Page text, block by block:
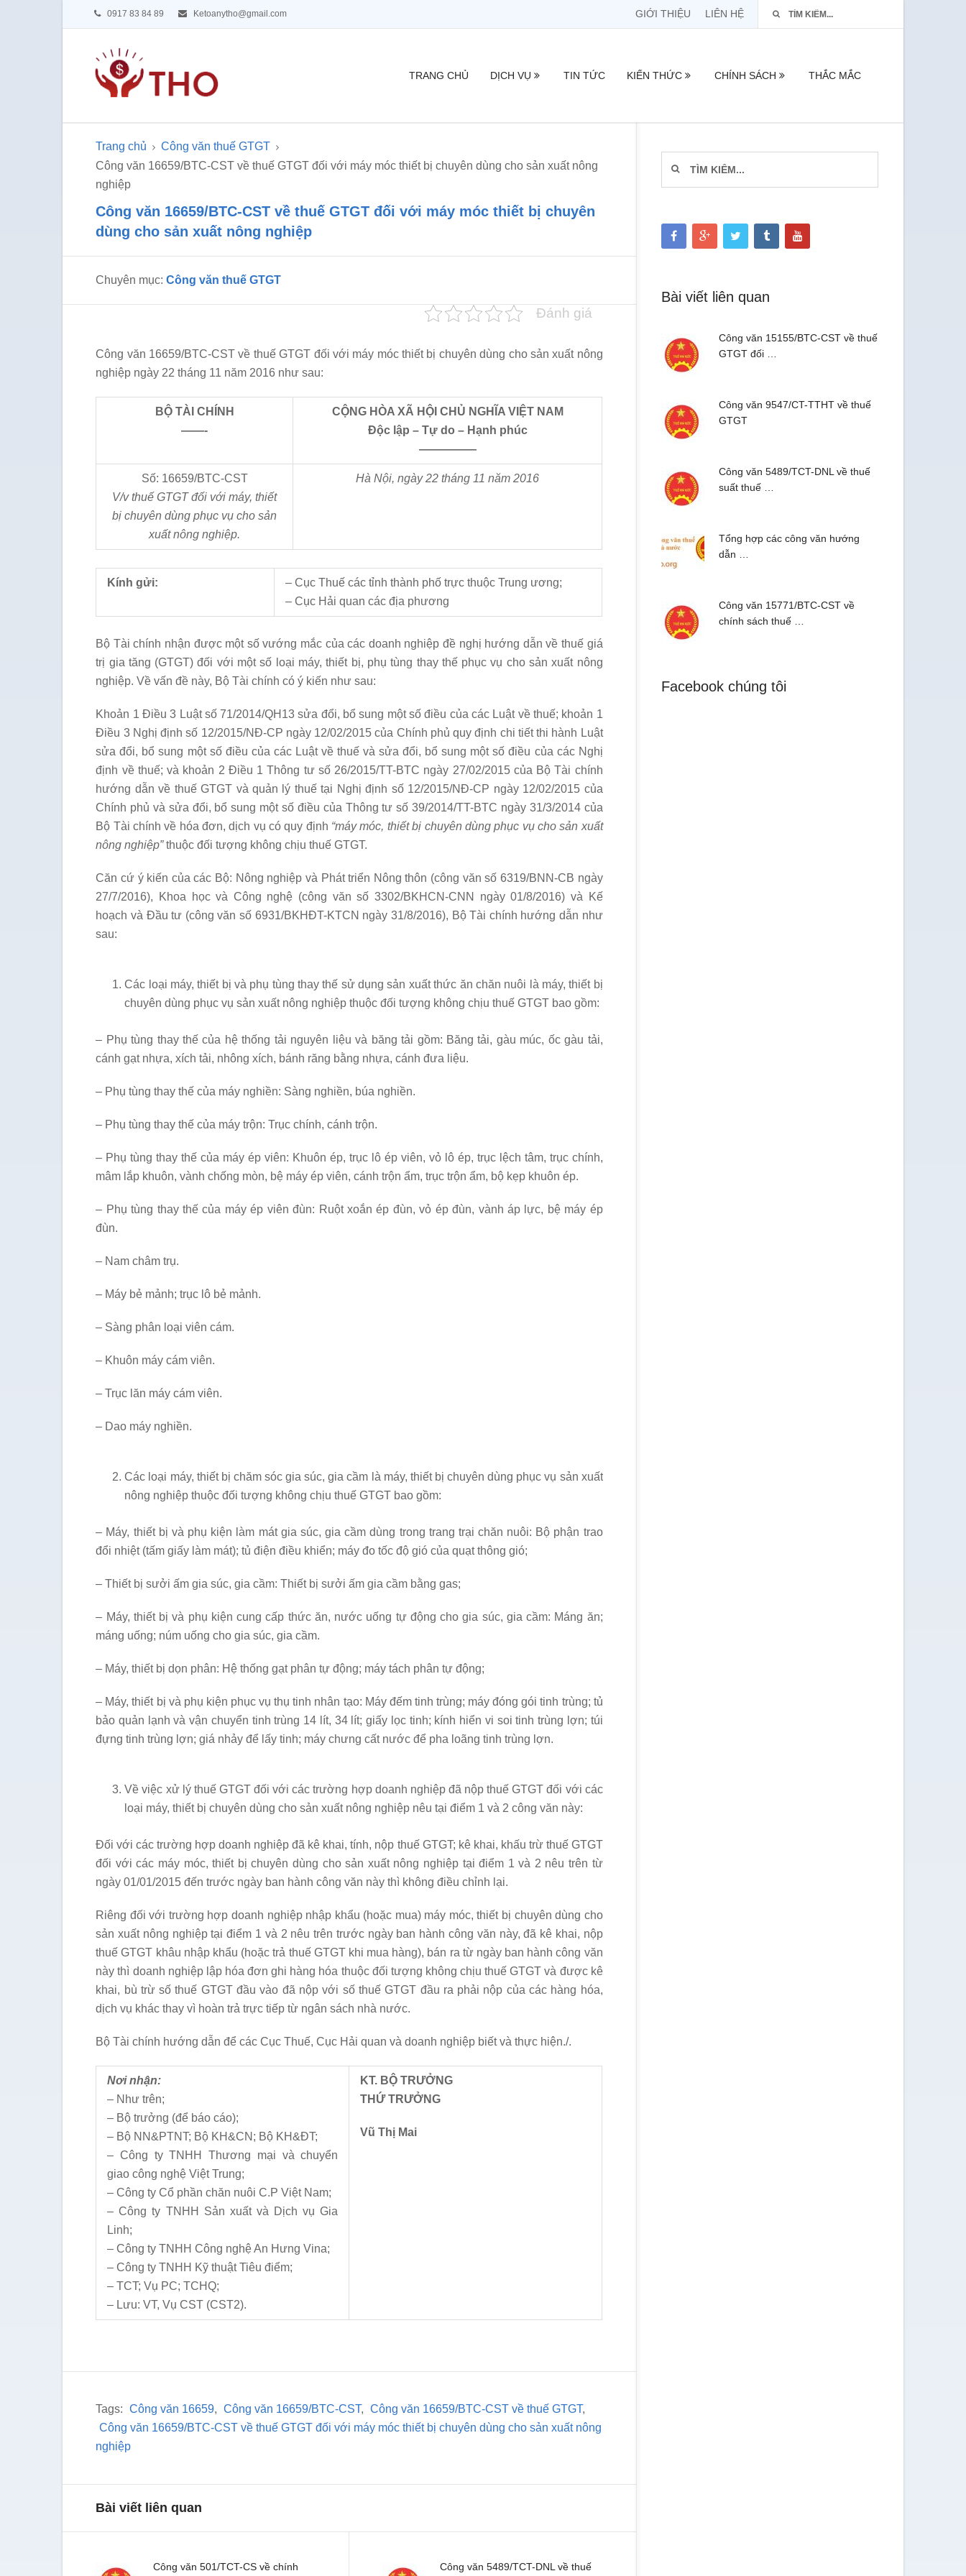
0917 83 84 89 Ketoanytho@gmail.com GIỚI THIỆU LIÊN HỆ
TRANG CHỦ DỊCH VỤ TIN TỨC KIẾN THỨC CHÍNH SÁCH THẮC MẮC
Trang chủ
Công văn thuế GTGT
Công văn 16659/BTC-CST về thuế GTGT đối với máy móc thiết bị chuyên dùng cho sản xuất nông
nghiệp
Công văn 16659/BTC-CST về thuế GTGT đối với máy móc thiết bị chuyên
dùng cho sản xuất nông nghiệp
Chuyên mục:Công văn thuế GTGT
Đánh giá
Công văn 16659/BTC-CST về thuế GTGT đối với máy móc thiết bị chuyên dùng cho sản xuất nông
nghiệp ngày 22 tháng 11 năm 2016 như sau:
BỘ TÀI CHÍNH
——-
CỘNG HÒA XÃ HỘI CHỦ NGHĨA VIỆT NAM
Độc lập – Tự do – Hạnh phúc
—————
Số: 16659/BTC-CST
V/v thuế GTGT đối với máy, thiết
bị chuyên dùng phục vụ cho sản
xuất nông nghiệp.
Hà Nội, ngày 22 tháng 11 năm 2016
Kính gửi:
– Cục Thuế các tỉnh thành phố trực thuộc Trung ương;
– Cục Hải quan các địa phương
Bộ Tài chính nhận được một số vướng mắc của các doanh nghiệp đề nghị hướng dẫn về thuế giá
trị gia tăng (GTGT) đối với một số loại máy, thiết bị, phụ tùng thay thế phục vụ cho sản xuất nông
nghiệp. Về vấn đề này, Bộ Tài chính có ý kiến như sau:
Khoản 1 Điều 3 Luật số 71/2014/QH13 sửa đổi, bổ sung một số điều của các Luật về thuế; khoản 1
Điều 3 Nghị định số 12/2015/NĐ-CP ngày 12/02/2015 của Chính phủ quy định chi tiết thi hành Luật
sửa đổi, bổ sung một số điều của các Luật về thuế và sửa đổi, bổ sung một số điều của các Nghị
định về thuế; và khoản 2 Điều 1 Thông tư số 26/2015/TT-BTC ngày 27/02/2015 của Bộ Tài chính
hướng dẫn về thuế GTGT và quản lý thuế tại Nghị định số 12/2015/NĐ-CP ngày 12/02/2015 của
Chính phủ và sửa đổi, bổ sung một số điều của Thông tư số 39/2014/TT-BTC ngày 31/3/2014 của
Bộ Tài chính về hóa đơn, dịch vụ có quy định “máy móc, thiết bị chuyên dùng phục vụ cho sản xuất
nông nghiệp”thuộc đối tượng không chịu thuế GTGT.
Căn cứ ý kiến của các Bộ: Nông nghiệp và Phát triển Nông thôn (công văn số 6319/BNN-CB ngày
27/7/2016), Khoa học và Công nghệ (công văn số 3302/BKHCN-CNN ngày 01/8/2016) và Kế
hoạch và Đầu tư (công văn số 6931/BKHĐT-KTCN ngày 31/8/2016), Bộ Tài chính hướng dẫn như
sau:
Các loại máy, thiết bị và phụ tùng thay thế sử dụng sản xuất thức ăn chăn nuôi là máy, thiết bị
chuyên dùng phục vụ sản xuất nông nghiệp thuộc đối tượng không chịu thuế GTGT bao gồm:
– Phụ tùng thay thế của hệ thống tải nguyên liệu và băng tải gồm: Băng tải, gàu múc, ốc gàu tải,
cánh gạt nhựa, xích tải, nhông xích, bánh răng bằng nhựa, cánh đưa liệu.
– Phụ tùng thay thế của máy nghiền: Sàng nghiền, búa nghiền.
– Phụ tùng thay thế của máy trộn: Trục chính, cánh trộn.
– Phụ tùng thay thế của máy ép viên: Khuôn ép, trục lô ép viên, vỏ lô ép, trục lệch tâm, trục chính,
mâm lắp khuôn, vành chống mòn, bệ máy ép viên, cánh trộn ẩm, trục trộn ẩm, bộ kẹp khuôn ép.
– Phụ tùng thay thế của máy ép viên đùn: Ruột xoắn ép đùn, vỏ ép đùn, vành áp lực, bệ máy ép
đùn.
– Nam châm trụ.
– Máy bẻ mảnh; trục lô bẻ mảnh.
– Sàng phân loại viên cám.
– Khuôn máy cám viên.
– Trục lăn máy cám viên.
– Dao máy nghiền.
Các loại máy, thiết bị chăm sóc gia súc, gia cầm là máy, thiết bị chuyên dùng phục vụ sản xuất
nông nghiệp thuộc đối tượng không chịu thuế GTGT bao gồm:
– Máy, thiết bị và phụ kiện làm mát gia súc, gia cầm dùng trong trang trại chăn nuôi: Bộ phận trao
đổi nhiệt (tấm giấy làm mát); tủ điện điều khiển; máy đo tốc độ gió của quạt thông gió;
– Thiết bị sưởi ấm gia súc, gia cầm: Thiết bị sưởi ấm gia cầm bằng gas;
– Máy, thiết bị và phụ kiện cung cấp thức ăn, nước uống tự động cho gia súc, gia cầm: Máng ăn;
máng uống; núm uống cho gia súc, gia cầm.
– Máy, thiết bị dọn phân: Hệ thống gạt phân tự động; máy tách phân tự động;
– Máy, thiết bị và phụ kiện phục vụ thụ tinh nhân tạo: Máy đếm tinh trùng; máy đóng gói tinh trùng; tủ
bảo quản lạnh và vận chuyển tinh trùng 14 lít, 34 lít; giấy lọc tinh; kính hiển vi soi tinh trùng lợn; túi
đựng tinh trùng lợn; giá nhảy để lấy tinh; máy chưng cất nước để pha loãng tinh trùng lợn.
Về việc xử lý thuế GTGT đối với các trường hợp doanh nghiệp đã nộp thuế GTGT đối với các
loại máy, thiết bị chuyên dùng cho sản xuất nông nghiệp nêu tại điểm 1 và 2 công văn này:
Đối với các trường hợp doanh nghiệp đã kê khai, tính, nộp thuế GTGT; kê khai, khấu trừ thuế GTGT
đối với các máy móc, thiết bị chuyên dùng cho sản xuất nông nghiệp tại điểm 1 và 2 nêu trên từ
ngày 01/01/2015 đến trước ngày ban hành công văn này thì không điều chỉnh lại.
Riêng đối với trường hợp doanh nghiệp nhập khẩu (hoặc mua) máy móc, thiết bị chuyên dùng cho
sản xuất nông nghiệp tại điểm 1 và 2 nêu trên trước ngày ban hành công văn này, đã kê khai, nộp
thuế GTGT khâu nhập khẩu (hoặc trả thuế GTGT khi mua hàng), bán ra từ ngày ban hành công văn
này thì doanh nghiệp lập hóa đơn ghi hàng hóa thuộc đối tượng không chịu thuế GTGT và được kê
khai, bù trừ số thuế GTGT đầu vào đã nộp với số thuế GTGT đầu ra phải nộp của các hàng hóa,
dịch vụ khác thay vì hoàn trả trực tiếp từ ngân sách nhà nước.
Bộ Tài chính hướng dẫn để các Cục Thuế, Cục Hải quan và doanh nghiệp biết và thực hiện./.
Nơi nhận:
– Như trên;
– Bộ trưởng (để báo cáo);
– Bộ NN&PTNT; Bộ KH&CN; Bộ KH&ĐT;
– Công ty TNHH Thương mại và chuyển
giao công nghệ Việt Trung;
– Công ty Cổ phần chăn nuôi C.P Việt Nam;
– Công ty TNHH Sản xuất và Dịch vụ Gia
Linh;
– Công ty TNHH Công nghệ An Hưng Vina;
– Công ty TNHH Kỹ thuật Tiêu điểm;
– TCT; Vụ PC; TCHQ;
– Lưu: VT, Vụ CST (CST2).
KT. BỘ TRƯỞNG
THỨ TRƯỞNG
Vũ Thị Mai
Tags: Công văn 16659, Công văn 16659/BTC-CST, Công văn 16659/BTC-CST về thuế GTGT,
Công văn 16659/BTC-CST về thuế GTGT đối với máy móc thiết bị chuyên dùng cho sản xuất nông
nghiệp
Bài viết liên quan
Công văn 501/TCT-CS về chính
Công văn 5489/TCT-DNL về thuế
Bài viết liên quan
Công văn 15155/BTC-CST về thuế
GTGT đối …
Công văn 9547/CT-TTHT về thuế
GTGT
Công văn 5489/TCT-DNL về thuế
suất thuế …
Tổng hợp các công văn hướng
dẫn …
Công văn 15771/BTC-CST về
chính sách thuế …
Facebook chúng tôi